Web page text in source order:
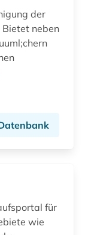
der
neben
für
wie